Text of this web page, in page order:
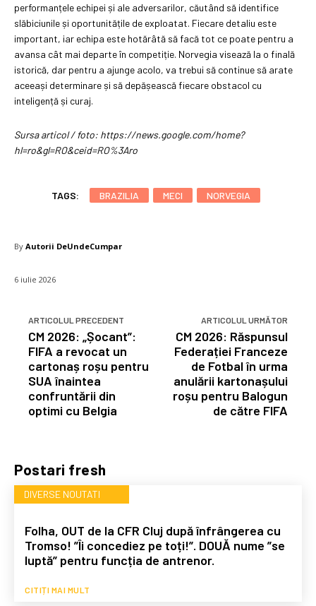
Postari fresh
DIVERSE NOUTATI
Folha, OUT de la CFR Cluj după înfrângerea cu
Tromso! ”Îi concediez pe toți!”. DOUĂ nume ”se
luptă” pentru funcția de antrenor.
CITIȚI MAI MULT
performanțele echipei și ale adversarilor, căutând să identifice
slăbiciunile și oportunitățile de exploatat. Fiecare detaliu este
important, iar echipa este hotărâtă să facă tot ce poate pentru a
avansa cât mai departe în competiție. Norvegia visează la o finală
istorică, dar pentru a ajunge acolo, va trebui să continue să arate
aceeași determinare și să depășească fiecare obstacol cu
inteligență și curaj.
Sursa articol / foto: https://news.google.com/home?
hl=ro&gl=RO&ceid=RO%3Aro
TAGS: BRAZILIA MECI NORVEGIA
By Autorii DeUndeCumpar
6 iulie 2026
ARTICOLUL PRECEDENT
CM 2026: „Șocant”:
FIFA a revocat un
cartonaș roșu pentru
SUA înaintea
confruntării din
optimi cu Belgia
ARTICOLUL URMĂTOR
CM 2026: Răspunsul
Federației Franceze
de Fotbal în urma
anulării kartonașului
roșu pentru Balogun
de către FIFA